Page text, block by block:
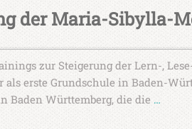
der Maria-Sibylla-
zur Steigerung der Lern-,
erste Grundschule in Baden-
Baden Württemberg, die die …